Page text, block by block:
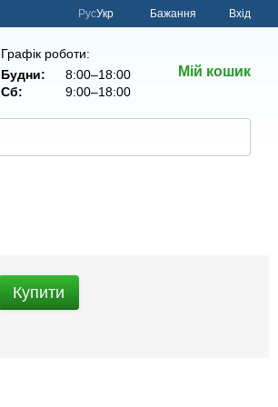
РусУкр Бажання Вхід
Графік роботи:
Будни:
8:00–18:00
Сб:
9:00–18:00
Мій кошик
Купити